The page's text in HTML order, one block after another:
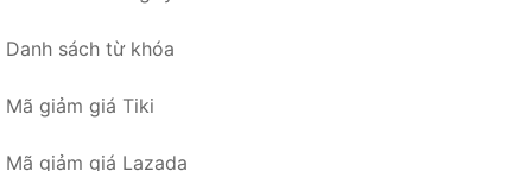
Danh sách từ khóa
Mã giảm giá Tiki
Mã giảm giá Lazada